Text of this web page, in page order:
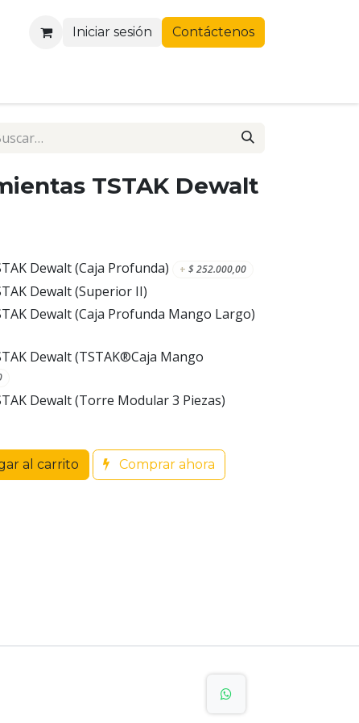
Iniciar sesión Contáctenos
TSTAK Dewalt
Dewalt (Caja Profunda) + $252.000,00
Dewalt (Superior II)
Dewalt (Caja Profunda Mango Largo)
Dewalt (TSTAK®Caja Mango
Dewalt (Torre Modular 3 Piezas)
al carrito Comprar ahora